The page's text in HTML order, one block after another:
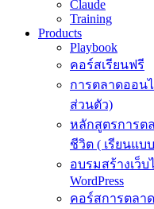
Claude
Training
Products
Playbook
คอร์สเรียนฟรี
การตลาดออน
ส่วนตัว)
หลักสูตรการต
ชีวิต ( เรียนแบ
อบรมสร้างเว็
WordPress
คอร์สการตลา